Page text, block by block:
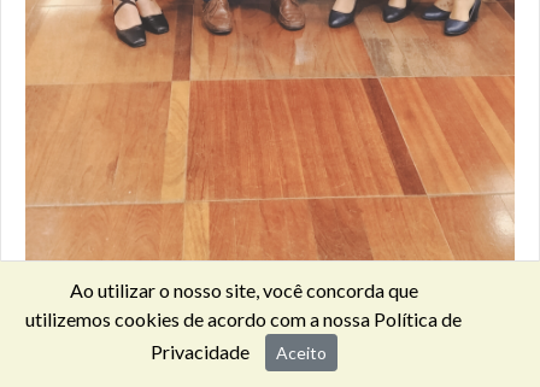
Ao utilizar o nosso site, você concorda que
utilizemos cookies de acordo com a nossa Política de
Privacidade
Aceito